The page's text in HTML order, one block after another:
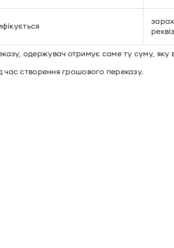
одержувач отримує саме ту суму, яку
час створення грошового переказу.